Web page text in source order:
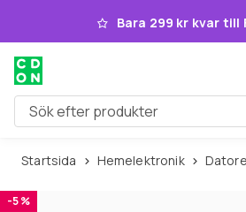
Hoppa till huvudinnehållet
Bara 299 kr kvar till
Sök efter produkter
Startsida Hemelektronik
-5 %